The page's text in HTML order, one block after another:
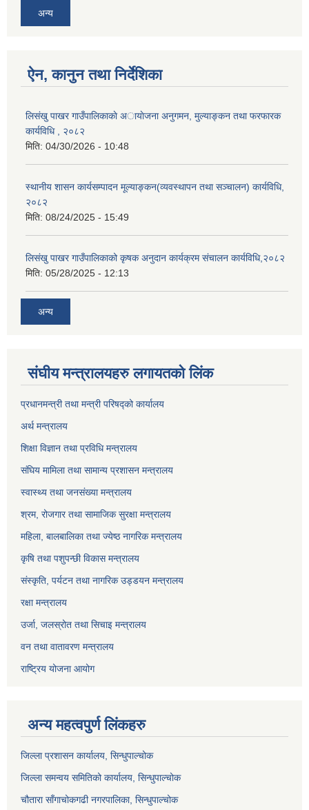
अन्य
ऐन, कानुन तथा निर्देशिका
लिसंखु पाखर गाउँपालिकाकाे अायाेजना अनुगमन, मुल्याङ्कन तथा फरफारक
कार्यविधि , २०८२
मिति: 04/30/2026 - 10:48
स्थानीय शासन कार्यसम्पादन मूल्याङ्कन(व्यवस्थापन तथा सञ्चालन) कार्यविधि,
२०८२
मिति: 08/24/2025 - 15:49
लिसंखु पाखर गाउँपालिकाको कृषक अनुदान कार्यक्रम संचालन कार्यविधि,२०८२
मिति: 05/28/2025 - 12:13
अन्य
संघीय मन्त्रालयहरु लगायतको लिंक
प्रधानमन्त्री तथा मन्त्री परिषद्को कार्यालय
अर्थ मन्त्रालय
शिक्षा विज्ञान तथा प्रविधि मन्त्रालय
संघिय मामिला तथा सामान्य प्रशासन मन्त्रालय
स्वास्थ्य तथा जनसंख्या मन्त्रालय
श्रम, रोजगार तथा सामाजिक सुरक्षा मन्त्रालय
महिला, बालबालिका तथा ज्येष्ठ नागरिक मन्त्रालय
कृषि तथा पशुपन्छी विकास मन्त्रालय
संस्कृति, पर्यटन तथा नागरिक उड्डयन मन्त्रालय
रक्षा मन्त्रालय
उर्जा, जलस्रोत तथा सिचाइ मन्त्रालय
वन तथा वातावरण मन्त्रालय
राष्ट्रिय योजना आयोग
अन्य महत्वपुर्ण लिंकहरु
जिल्ला प्रशासन कार्यालय, सिन्धुपाल्चोक
जिल्ला समन्वय समितिको कार्यालय, सिन्धुपाल्चोक
चौतारा साँगाचोकगढी नगरपालिका, सिन्धुपाल्चोक